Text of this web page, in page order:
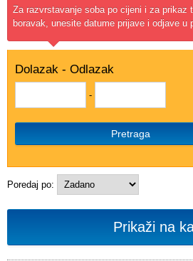
Za razvrstavanje soba po cijeni i za prikaz
boravak, unesite datume prijave i odjave u
Dolazak - Odlazak
-
Pretraga
Poredaj po:
Prikaži na